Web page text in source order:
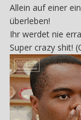
Allein auf einer
überleben!
Ihr werdet nie
Super crazy shit!